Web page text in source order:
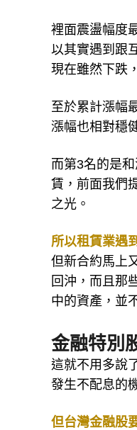
裡面震盪幅度
以其實遇到跟
現在雖然下跌
至於累計漲幅
漲幅也相對穩
而第3名的是
賃，前面我們
之光。
所以租賃業遇
但新合約馬上
回沖，而且那
中的資產，並
金融特別
這就不用多說
發生不配息的
但台灣金融股